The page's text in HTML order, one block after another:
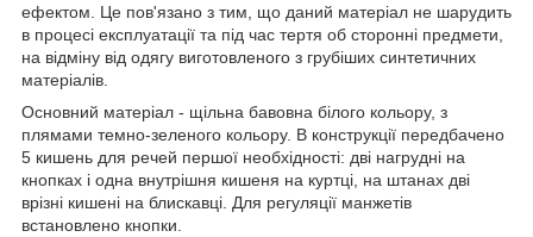
ефектом. Це пов'язано з тим, що даний матеріал не шарудить
в процесі експлуатації та під час тертя об сторонні предмети,
на відміну від одягу виготовленого з грубіших синтетичних
матеріалів.
Основний матеріал - щільна бавовна білого кольору, з
плямами темно-зеленого кольору. В конструкції передбачено
5 кишень для речей першої необхідності: дві нагрудні на
кнопках і одна внутрішня кишеня на куртці, на штанах дві
врізні кишені на блискавці. Для регуляції манжетів
встановлено кнопки.